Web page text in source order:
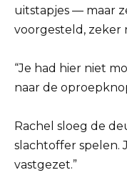
uitstapjes — maar
voorgesteld, zeker
“Je had hier niet
naar de
Rachel sloeg de
slachtoffer spelen.
vastgezet.”